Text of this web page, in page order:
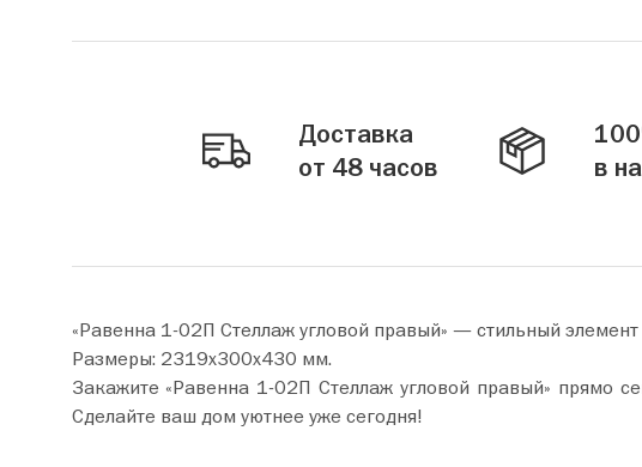
Доставка
от 48 часов
в
«Равенна 1-02П Стеллаж угловой правый» — стильный
Размеры: 2319х300х430 мм.
Закажите «Равенна 1-02П Стеллаж угловой правый» прямо сейчас по цене от 18 590 руб. Добавьте товар
Сделайте ваш дом уютнее уже сегодня!